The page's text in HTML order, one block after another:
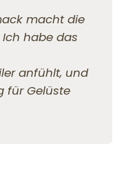
macht die
habe das
anfühlt, und
für Gelüste